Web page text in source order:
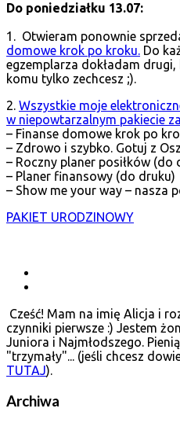
Do poniedziałku 13.07:
1. Otwieram ponownie
domowe krok po kroku. Do
egzemplarza dokładam
komu tylko zechcesz ;).
2. Wszystkie moje
w niepowtarzalnym pakiecie
– Finanse domowe krok po
– Zdrowo i szybko. Gotuj z
– Roczny planer posiłków (do
– Planer finansowy (do druku)
– Show me your way – nasza
PAKIET URODZINOWY
Cześć! Mam na imię Alicja i
czynniki pierwsze :) Jestem
Juniora i Najmłodszego.
"trzymały"... (jeśli chcesz
TUTAJ).
Archiwa